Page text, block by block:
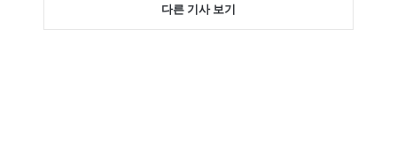
다른 기사 보기